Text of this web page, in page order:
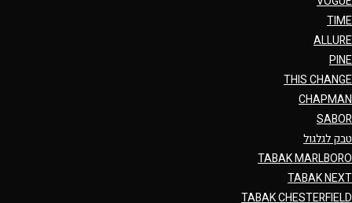
TIME
ALLURE
PINE
THIS CHANGE
CHAPMAN
SABOR
טבק לגלגול
TABAK MARLBORO
TABAK NEXT
TABAK CHESTERFIELD